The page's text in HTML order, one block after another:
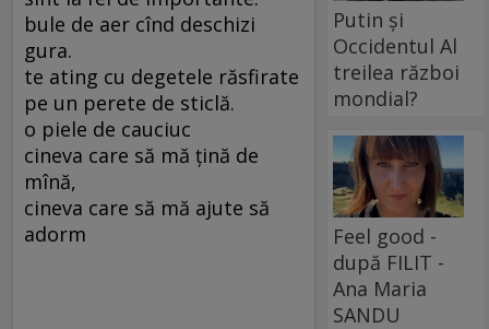
bule de aer cînd deschizi
gura.
te ating cu degetele răsfirate
pe un perete de sticlă.
o piele de cauciuc
cineva care să mă ţină de
mînă,
cineva care să mă ajute să
adorm
Putin și
Occidentul Al
treilea război
mondial?
Feel good -
după FILIT -
Ana Maria
SANDU